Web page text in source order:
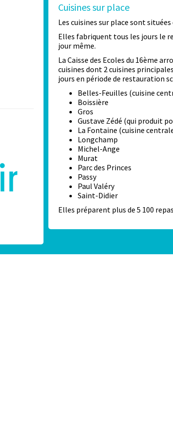
Cuisines sur place
Les cuisines sur place sont situées
Elles fabriquent tous les jours le
jour même.
La Caisse des Ecoles du 16ème
cuisines dont 2 cuisines
jours en période de restauration
Belles-Feuilles (cuisine
Boissière
Gros
Gustave Zédé (qui produit
La Fontaine (cuisine
Longchamp
Michel-Ange
Murat
Parc des Princes
Passy
Paul Valéry
Saint-Didier
Elles préparent plus de 5 100